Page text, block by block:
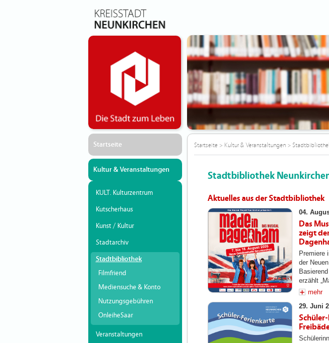
Startseite
Kultur & Veranstaltungen
KULT. Kulturzentrum
Kutscherhaus
Kunst / Kultur
Stadtarchiv
Stadtbibliothek
Filmfriend
Mediensuche & Konto
Nutzungsgebühren
OnleiheSaar
Veranstaltungen
Startseite> Kultur & Veranstaltungen>
Stadtbibliothek
Aktuelles aus der Stadtbibliothek
04.
Das
zeigt
Premiere
der
erzählt
mehr
29. Juni